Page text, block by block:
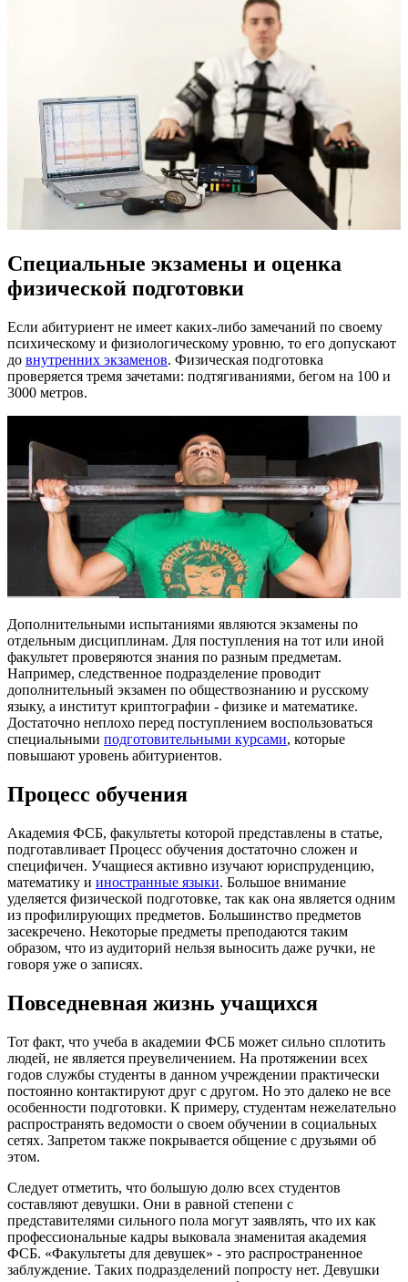
Специальные экзамены и оценка
физической подготовки
Если абитуриент не имеет каких-либо замечаний по своему
психическому и физиологическому уровню, то его допускают
до внутренних экзаменов. Физическая подготовка
проверяется тремя зачетами: подтягиваниями, бегом на 100 и
3000 метров.
Дополнительными испытаниями являются экзамены по
отдельным дисциплинам. Для поступления на тот или иной
факультет проверяются знания по разным предметам.
Например, следственное подразделение проводит
дополнительный экзамен по обществознанию и русскому
языку, а институт криптографии - физике и математике.
Достаточно неплохо перед поступлением воспользоваться
специальными подготовительными курсами, которые
повышают уровень абитуриентов.
Процесс обучения
Академия ФСБ, факультеты которой представлены в статье,
подготавливает Процесс обучения достаточно сложен и
специфичен. Учащиеся активно изучают юриспруденцию,
математику и иностранные языки. Большое внимание
уделяется физической подготовке, так как она является одним
из профилирующих предметов. Большинство предметов
засекречено. Некоторые предметы преподаются таким
образом, что из аудиторий нельзя выносить даже ручки, не
говоря уже о записях.
Повседневная жизнь учащихся
Тот факт, что учеба в академии ФСБ может сильно сплотить
людей, не является преувеличением. На протяжении всех
годов службы студенты в данном учреждении практически
постоянно контактируют друг с другом. Но это далеко не все
особенности подготовки. К примеру, студентам нежелательно
распространять ведомости о своем обучении в социальных
сетях. Запретом также покрывается общение с друзьями об
этом.
Следует отметить, что большую долю всех студентов
составляют девушки. Они в равной степени с
представителями сильного пола могут заявлять, что их как
профессиональные кадры выковала знаменитая академия
ФСБ. «Факультеты для девушек» - это распространенное
заблуждение. Таких подразделений попросту нет. Девушки